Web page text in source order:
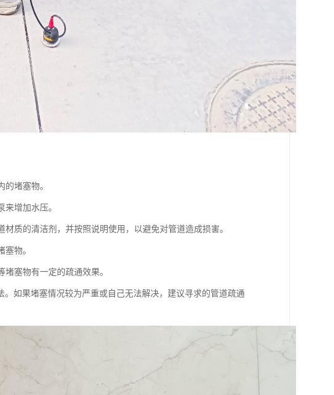
堵塞物。
增加水压。
质的清洁剂，并按照说明使用，以避免对管道造成损害。
物。
塞物有一定的疏通效果。
如果堵塞情况较为严重或自己无法解决，建议寻求的管道疏通